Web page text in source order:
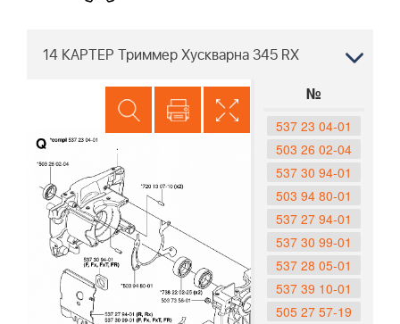
14 КАРТЕР Триммер Хускварна 345 RX
№
537 23 04-01
503 26 02-04
537 30 94-01
503 94 80-01
537 27 94-01
537 30 99-01
537 28 05-01
537 39 10-01
505 27 57-19